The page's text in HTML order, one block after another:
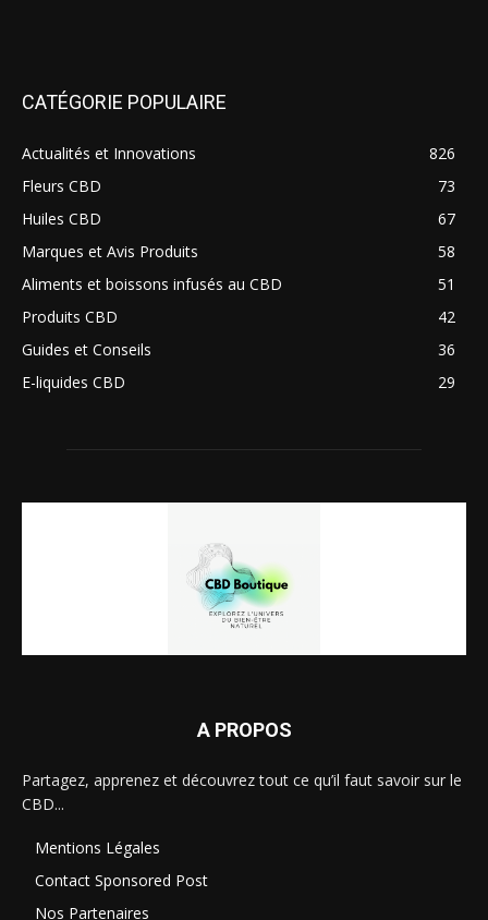
CATÉGORIE POPULAIRE
Actualités et Innovations
826
Fleurs CBD
73
Huiles CBD
67
Marques et Avis Produits
58
Aliments et boissons infusés au CBD
51
Produits CBD
42
Guides et Conseils
36
E-liquides CBD
29
A PROPOS
Partagez, apprenez et découvrez tout ce qu’il faut savoir sur le
CBD...
Mentions Légales
Contact Sponsored Post
Nos Partenaires